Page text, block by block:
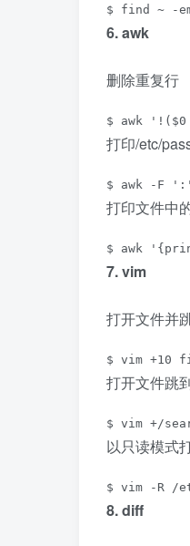
$ find ~ -
6. awk
删除重复行
$ awk
打印/etc/
$ awk -F
打印文件中
$ awk
7. vim
打开文件并
$ vim +10
打开文件跳
$ vim +/
以只读模式
$ vim -R /
8. diff